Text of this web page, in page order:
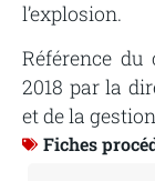
l’explosion.
Référence
2018 par la
et de la
Fiches